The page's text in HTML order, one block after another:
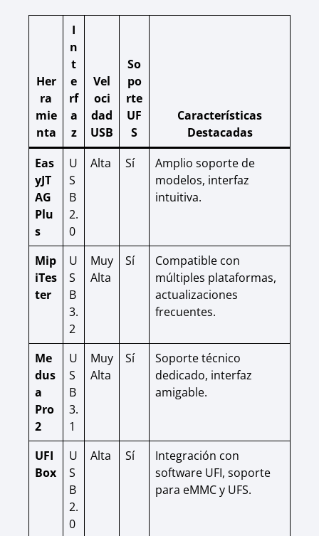
Her
ra
mie
nta
I
n
t
e
rf
a
z
Vel
oci
dad
USB
So
po
rte
UF
S
Características
Destacadas
Eas
yJT
AG
Plu
s
U
S
B
2.
0
Alta Sí
Amplio soporte de
modelos, interfaz
intuitiva.
Mip
iTes
ter
U
S
B
3.
2
Muy
Alta
Sí
Compatible con
múltiples plataformas,
actualizaciones
frecuentes.
Me
dus
a
Pro
2
U
S
B
3.
1
Muy
Alta
Sí
Soporte técnico
dedicado, interfaz
amigable.
UFI
Box
U
S
B
2.
0
Alta Sí
Integración con
software UFI, soporte
para eMMC y UFS.